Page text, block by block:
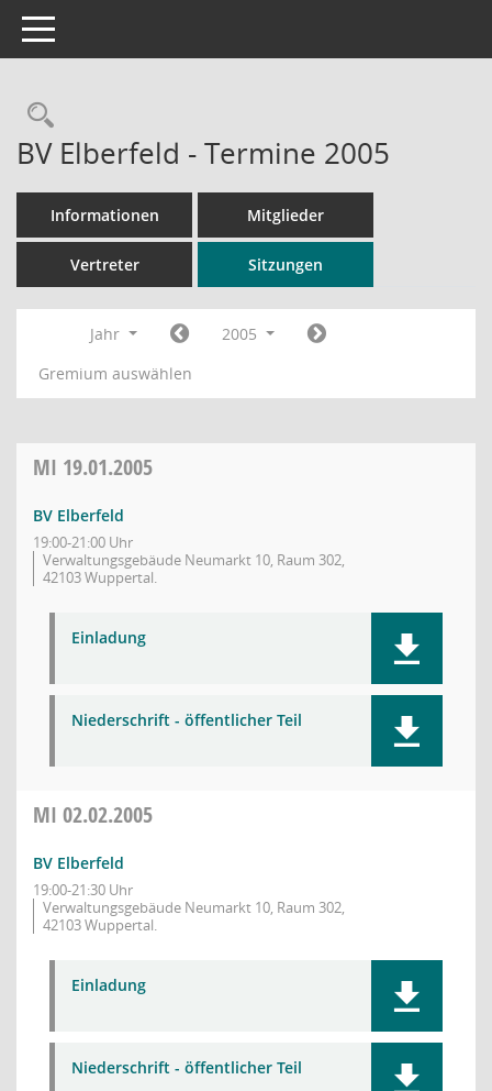
Toggle navigation
Rechercheauswahl
BV Elberfeld - Termine 2005
Informationen Mitglieder
Vertreter Sitzungen
Jahr
2005
Gremium auswählen
MI 19.01.2005
BV Elberfeld
19:00-21:00 Uhr
Verwaltungsgebäude Neumarkt 10, Raum 302,
42103 Wuppertal.
Einladung
Niederschrift - öffentlicher Teil
MI 02.02.2005
BV Elberfeld
19:00-21:30 Uhr
Verwaltungsgebäude Neumarkt 10, Raum 302,
42103 Wuppertal.
Einladung
Niederschrift - öffentlicher Teil